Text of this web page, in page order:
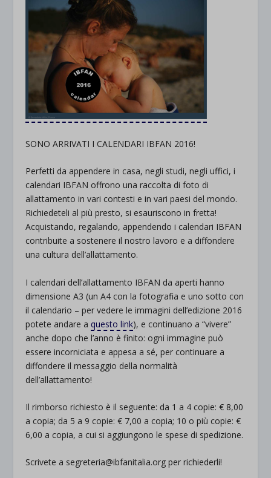
SONO ARRIVATI I CALENDARI IBFAN 2016!
Perfetti da appendere in casa, negli studi, negli uffici, i
calendari IBFAN offrono una raccolta di foto di
allattamento in vari contesti e in vari paesi del mondo.
Richiedeteli al più presto, si esauriscono in fretta!
Acquistando, regalando, appendendo i calendari IBFAN
contribuite a sostenere il nostro lavoro e a diffondere
una cultura dell’allattamento.
I calendari dell’allattamento IBFAN da aperti hanno
dimensione A3 (un A4 con la fotografia e uno sotto con
il calendario – per vedere le immagini dell’edizione 2016
potete andare aquesto link), e continuano a “vivere”
anche dopo che l’anno è finito: ogni immagine può
essere incorniciata e appesa a sé, per continuare a
diffondere il messaggio della normalità
dell’allattamento!
Il rimborso richiesto è il seguente: da 1 a 4 copie: € 8,00
a copia; da 5 a 9 copie: € 7,00 a copia; 10 o più copie: €
6,00 a copia, a cui si aggiungono le spese di spedizione.
Scrivete a segreteria@ibfanitalia.org per richiederli!